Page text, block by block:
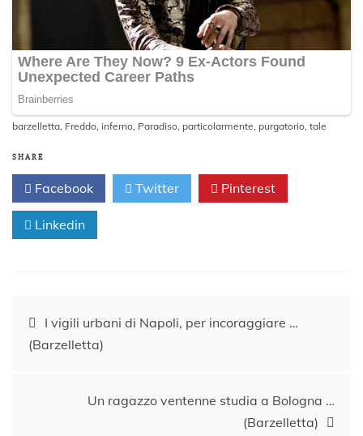
barzelletta, Freddo, inferno, Paradiso, particolarmente, purgatorio, tale
SHARE
Facebook Twitter Pinterest
Linkedin
Navigazione
articoli
I vigili urbani di Napoli, per incoraggiare …
(Barzelletta)
Un ragazzo ventenne studia a Bologna …
(Barzelletta)